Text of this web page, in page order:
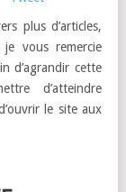
plus d’articles,
vous remercie
d’agrandir cette
d’atteindre
le site aux